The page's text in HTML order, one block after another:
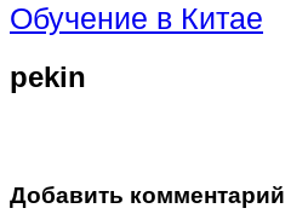
Обучение в Китае
pekin
Добавить комментарий